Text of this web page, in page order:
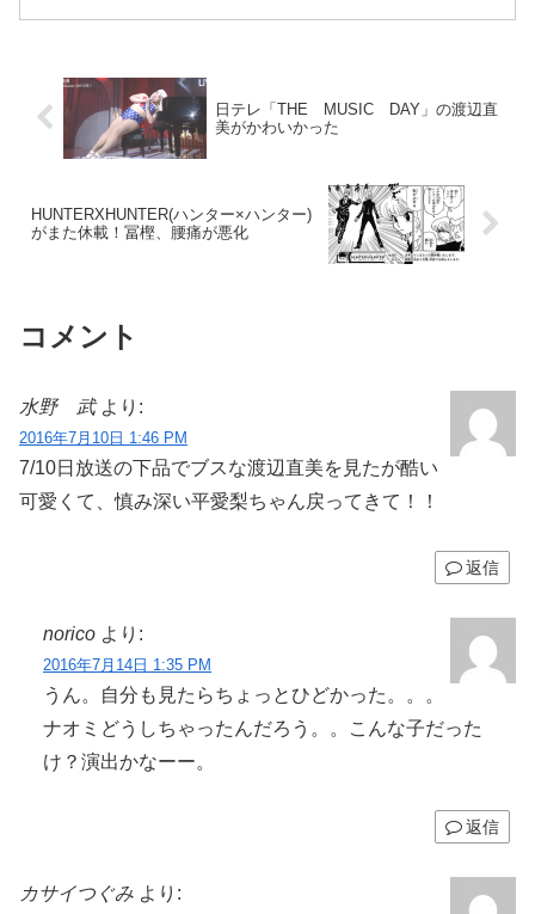
日テレ「THE MUSIC DAY」の渡辺直
美がかわいかった
HUNTERXHUNTER(ハンター×ハンター)
がまた休載！冨樫、腰痛が悪化
コメント
水野 武 より:
2016年7月10日 1:46 PM
7/10日放送の下品でブスな渡辺直美を見たが酷い
可愛くて、慎み深い平愛梨ちゃん戻ってきて！！
返信
norico より:
2016年7月14日 1:35 PM
うん。自分も見たらちょっとひどかった。。。
ナオミどうしちゃったんだろう。。こんな子だった
け？演出かなーー。
返信
カサイつぐみ より: